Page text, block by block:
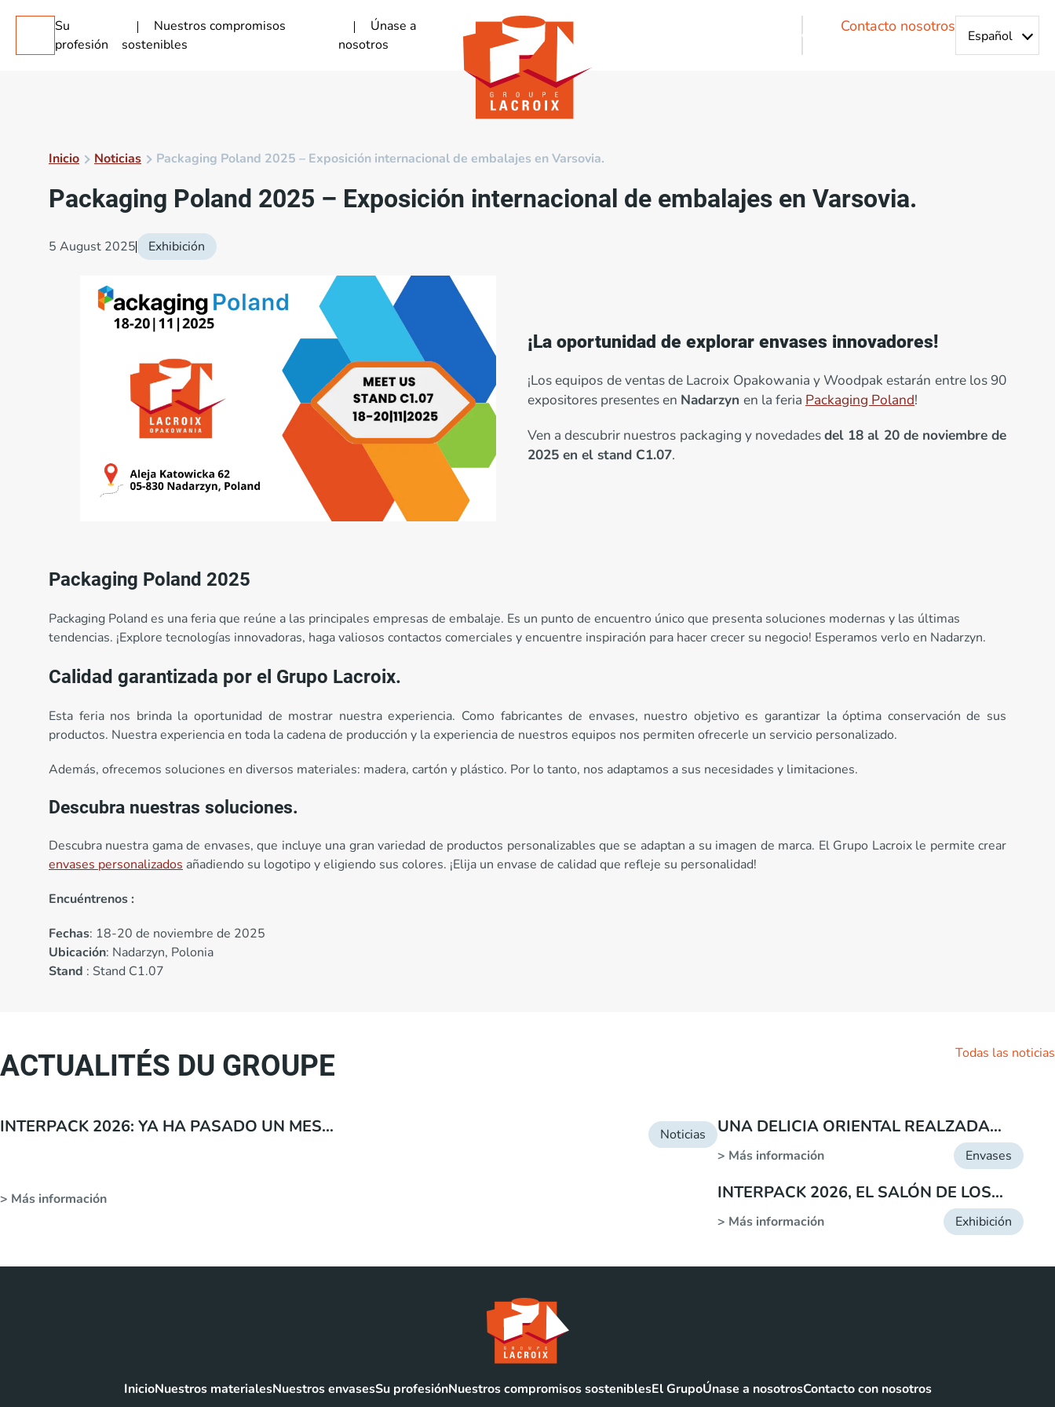
Su
profesión
Nuestros compromisos
sostenibles
Únase a
nosotros
Contacto nosotros
Inicio Noticias Packaging Poland 2025 – Exposición internacional de embalajes en Varsovia.
Packaging Poland 2025 – Exposición internacional de embalajes en Varsovia.
5 August 2025 Exhibición
¡La oportunidad de explorar envases innovadores!
¡Los equipos de ventas de Lacroix Opakowania y Woodpak estarán entre los 90
expositores presentes en Nadarzyn en la feria Packaging Poland!
Ven a descubrir nuestros packaging y novedadesdel 18 al 20 de noviembre de
2025 en el stand C1.07.
Packaging Poland 2025
Packaging Poland es una feria que reúne a las principales empresas de embalaje. Es un punto de encuentro único que presenta soluciones modernas y las últimas
tendencias. ¡Explore tecnologías innovadoras, haga valiosos contactos comerciales y encuentre inspiración para hacer crecer su negocio! Esperamos verlo en Nadarzyn.
Calidad garantizada por el Grupo Lacroix.
Esta feria nos brinda la oportunidad de mostrar nuestra experiencia. Como fabricantes de envases, nuestro objetivo es garantizar la óptima conservación de sus
productos. Nuestra experiencia en toda la cadena de producción y la experiencia de nuestros equipos nos permiten ofrecerle un servicio personalizado.
Además, ofrecemos soluciones en diversos materiales: madera, cartón y plástico. Por lo tanto, nos adaptamos a sus necesidades y limitaciones.
Descubra nuestras soluciones.
Descubra nuestra gama de envases, que incluye una gran variedad de productos personalizables que se adaptan a su imagen de marca. El Grupo Lacroix le permite crear
envases personalizados añadiendo su logotipo y eligiendo sus colores. ¡Elija un envase de calidad que refleje su personalidad!
Encuéntrenos :
Fechas: 18-20 de noviembre de 2025
Ubicación: Nadarzyn, Polonia
Stand : Stand C1.07
ACTUALITÉS DU GROUPE
INTERPACK 2026: YA HA PASADO UN MES… Noticias
> Más información
UNA DELICIA ORIENTAL REALZADA
POR NUESTRAS CAJAS ENCOLADAS
> Más información Envases
INTERPACK 2026, EL SALÓN DE LOS
PROFESIONALES DEL ENVASADO.
> Más información Exhibición
Todas las noticias
InicioNuestros materialesNuestros envasesSu profesiónNuestros compromisos sosteniblesEl GrupoÚnase a nosotrosContacto con nosotros